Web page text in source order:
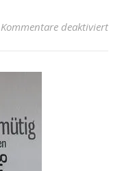
Kommentare deaktiviertfür